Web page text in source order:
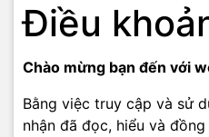
Điều
Chào mừng bạn đến với
Bằng việc truy cập và sử
nhận đã đọc, hiểu và